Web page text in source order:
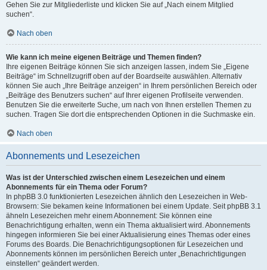
Gehen Sie zur Mitgliederliste und klicken Sie auf „Nach einem Mitglied
suchen“.
Nach oben
Wie kann ich meine eigenen Beiträge und Themen finden?
Ihre eigenen Beiträge können Sie sich anzeigen lassen, indem Sie „Eigene
Beiträge“ im Schnellzugriff oben auf der Boardseite auswählen. Alternativ
können Sie auch „Ihre Beiträge anzeigen“ in Ihrem persönlichen Bereich oder
„Beiträge des Benutzers suchen“ auf Ihrer eigenen Profilseite verwenden.
Benutzen Sie die erweiterte Suche, um nach von Ihnen erstellen Themen zu
suchen. Tragen Sie dort die entsprechenden Optionen in die Suchmaske ein.
Nach oben
Abonnements und Lesezeichen
Was ist der Unterschied zwischen einem Lesezeichen und einem
Abonnements für ein Thema oder Forum?
In phpBB 3.0 funktionierten Lesezeichen ähnlich den Lesezeichen in Web-
Browsern: Sie bekamen keine Informationen bei einem Update. Seit phpBB 3.1
ähneln Lesezeichen mehr einem Abonnement: Sie können eine
Benachrichtigung erhalten, wenn ein Thema aktualisiert wird. Abonnements
hingegen informieren Sie bei einer Aktualisierung eines Themas oder eines
Forums des Boards. Die Benachrichtigungsoptionen für Lesezeichen und
Abonnements können im persönlichen Bereich unter „Benachrichtigungen
einstellen“ geändert werden.